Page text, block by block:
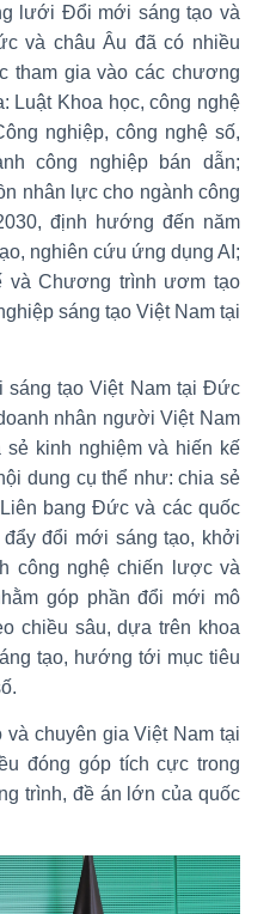
lưới Đổi mới sáng tạo và
và châu Âu đã có nhiều
tham gia vào các chương
Luật Khoa học, công nghệ
nghiệp, công nghệ số,
công nghiệp bán dẫn;
nhân lực cho ngành công
định hướng đến năm
nghiên cứu ứng dụng AI;
và Chương trình ươm tạo
sáng tạo Việt Nam tại
tạo Việt Nam tại Đức
nhân người Việt Nam
kinh nghiệm và hiến kế
dung cụ thể như: chia sẻ
bang Đức và các quốc
đổi mới sáng tạo, khởi
công nghệ chiến lược và
góp phần đổi mới mô
chiều sâu, dựa trên khoa
tạo, hướng tới mục tiêu
chuyên gia Việt Nam tại
đóng góp tích cực trong
trình, đề án lớn của quốc